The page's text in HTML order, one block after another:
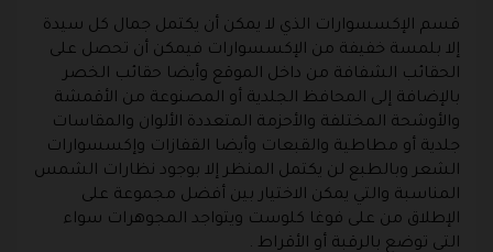
قسم الإكسسوارات الذي لا يمكن أن يكتمل جمال كل سيدة
إلا بلمسة خفيفة من الإكسسوارات فيمكن أن تحصل على
الحقائب الشفافة من داخل الموقع وأيضا حقائب الخصر
بالإضافة إلى المحافظ الجلدية أو المصنوعة من الأقمشة
والأوشحة المختلفة والأحزمة المتعددة الألوان والمقاسات
جلدية أو مطاطية والقبعات وأيضا القفازات وإكسسوارات
الشعر وبالطبع لن يكتمل المنظر إلا بوجود نظارات الشمس
المناسبة والتي يمكن الاختيار بين أفضل مجموعة على
الإطلاق من على فوغا كلوست ويتواجد المجوهرات سواء
التي توضع بالرقبة أو الأقراط .